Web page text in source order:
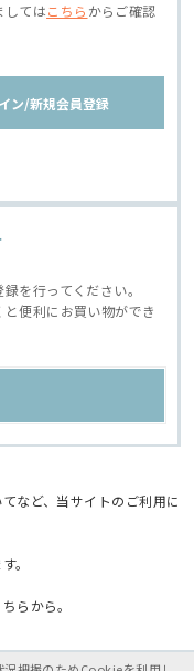
してはこちら からご確認
ン/新規会員登録
を行ってください。
便利にお買い物ができ
など、当サイトのご利用に
。
らから。